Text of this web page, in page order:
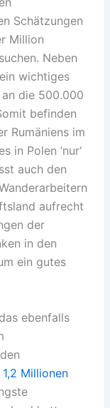
Schätzungen
Million
Neben
wichtiges
die 500.000
befinden
Rumäniens im
in Polen ’nur‘
auch den
aufrecht
der
in den
ein gutes
ebenfalls
1,2 Millionen